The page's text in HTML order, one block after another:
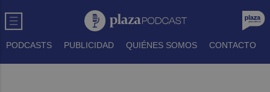
PODCASTS PUBLICIDAD QUIÉNES SOMOS CONTACTO